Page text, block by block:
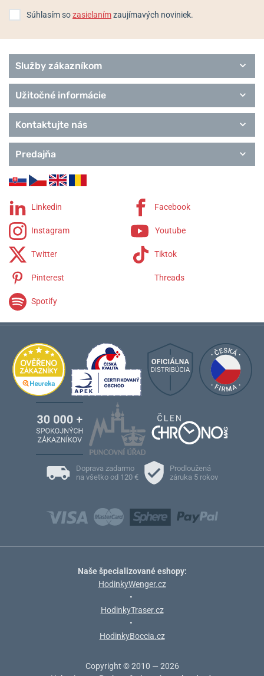
Súhlasím sozasielanímzaujímavých noviniek.
Služby zákazníkom
Užitočné informácie
Kontaktujte nás
Predajňa
Linkedin Facebook
Instagram Youtube
Twitter Tiktok
Pinterest Threads
Spotify
Doprava zadarmo
na všetko od 120 €
Prodloužená
záruka 5 rokov
Naše špecializované eshopy:
HodinkyWenger.cz
•
HodinkyTraser.cz
•
HodinkyBoccia.cz
Copyright © 2010 — 2026